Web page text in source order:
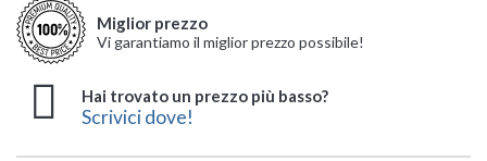
Miglior prezzo
Vi garantiamo il miglior prezzo possibile!
Hai trovato un prezzo più basso?
Scrivici dove!